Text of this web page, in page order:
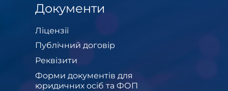
Документи
Ліцензії
Публічний договір
Реквізити
Форми документів для
юридичних осіб та ФОП